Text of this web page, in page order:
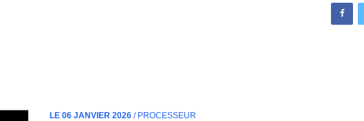
LE 06 JANVIER 2026 / PROCESSEUR